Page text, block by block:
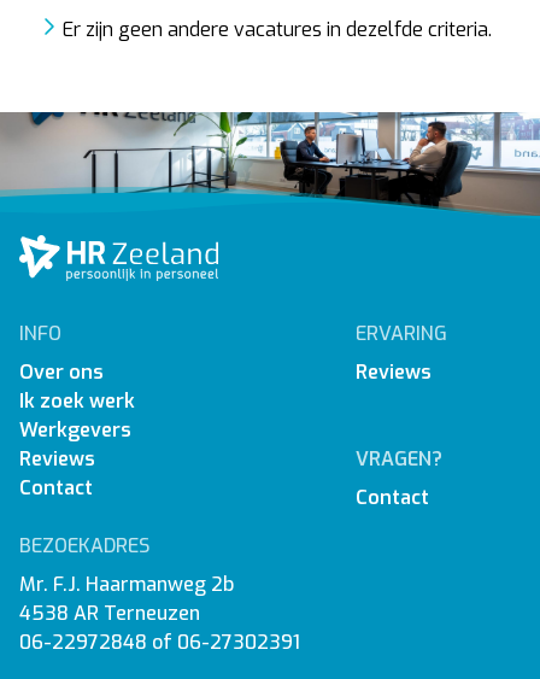
Er zijn geen andere vacatures in dezelfde criteria.
INFO
Over ons
Ik zoek werk
Werkgevers
Reviews
Contact
ERVARING
Reviews
VRAGEN?
Contact
BEZOEKADRES
Mr. F.J. Haarmanweg 2b
4538 AR Terneuzen
06-22972848 of 06-27302391